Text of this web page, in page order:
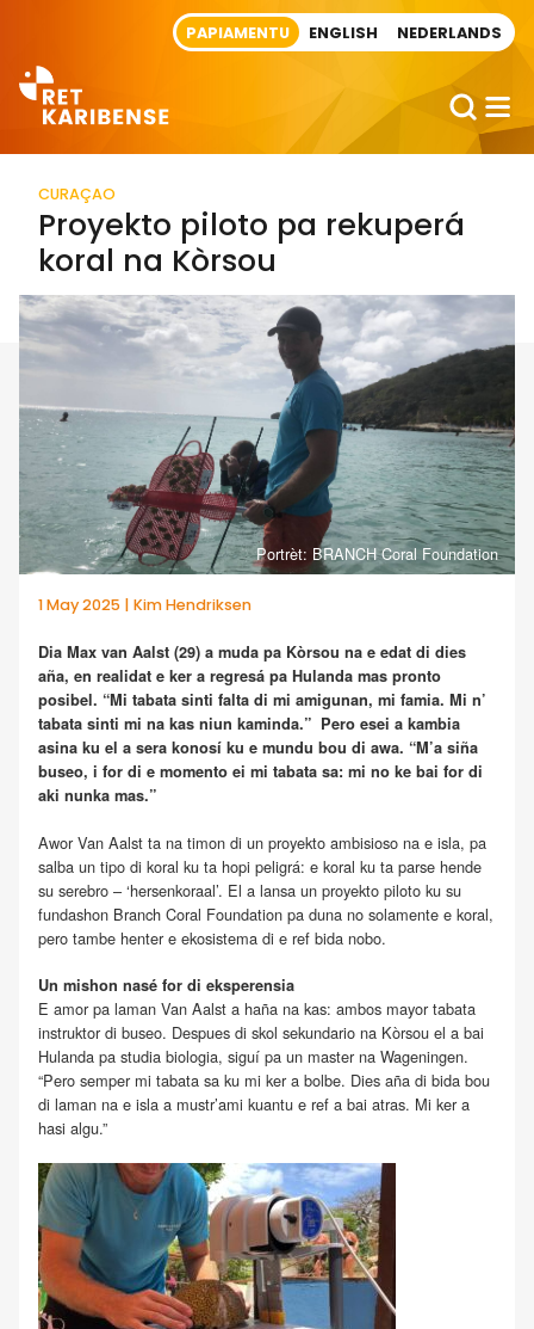
PAPIAMENTU ENGLISH NEDERLANDS
CURAÇAO
Proyekto piloto pa rekuperá
koral na Kòrsou
Portrèt: BRANCH Coral Foundation
1 May 2025 | Kim Hendriksen
Dia Max van Aalst (29) a muda pa Kòrsou na e edat di dies
aña, en realidat e ker a regresá pa Hulanda mas pronto
posibel. “Mi tabata sinti falta di mi amigunan, mi famia. Mi n’
tabata sinti mi na kas niun kaminda.” Pero esei a kambia
asina ku el a sera konosí ku e mundu bou di awa. “M’a siña
buseo, i for di e momento ei mi tabata sa: mi no ke bai for di
aki nunka mas.”
Awor Van Aalst ta na timon di un proyekto ambisioso na e isla, pa
salba un tipo di koral ku ta hopi peligrá: e koral ku ta parse hende
su serebro – ‘hersenkoraal’. El a lansa un proyekto piloto ku su
fundashon Branch Coral Foundation pa duna no solamente e koral,
pero tambe henter e ekosistema di e ref bida nobo.
Un mishon nasé for di eksperensia
E amor pa laman Van Aalst a haña na kas: ambos mayor tabata
instruktor di buseo. Despues di skol sekundario na Kòrsou el a bai
Hulanda pa studia biologia, siguí pa un master na Wageningen.
“Pero semper mi tabata sa ku mi ker a bolbe. Dies aña di bida bou
di laman na e isla a mustr’ami kuantu e ref a bai atras. Mi ker a
hasi algu.”